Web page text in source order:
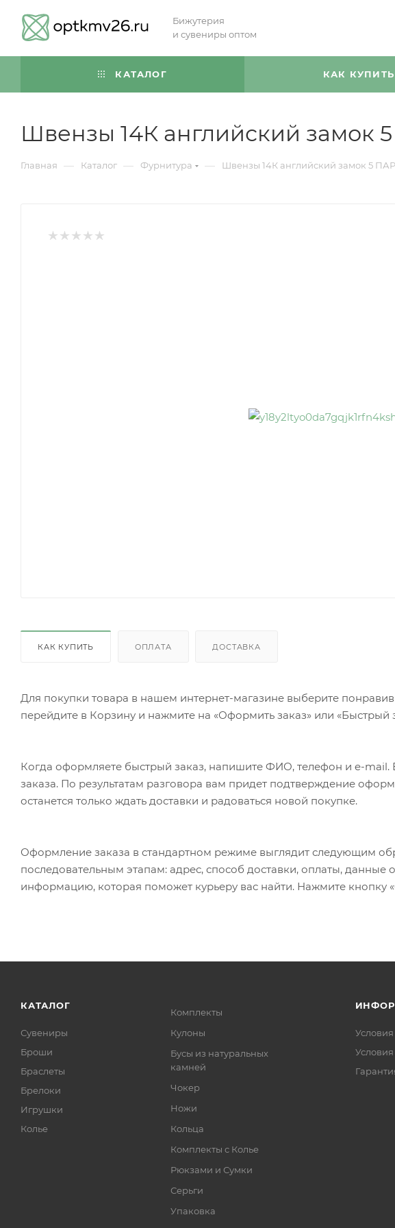
Бижутерия
и сувениры оптом
КАТАЛОГ КАК КУПИТЬ
Швензы 14К английский замок
Главная — Каталог — Фурнитура — Швензы 14К английский замок 5
КАК КУПИТЬ ОПЛАТА ДОСТАВКА
Для покупки товара в нашем интернет-магазине выберите
перейдите в Корзину и нажмите на «Оформить заказ» или «Быстрый
Когда оформляете быстрый заказ, напишите ФИО, телефон и e-mail.
заказа. По результатам разговора вам придет подтверждение
останется только ждать доставки и радоваться новой покупке.
Оформление заказа в стандартном режиме выглядит следующим
последовательным этапам: адрес, способ доставки, оплаты, данные
информацию, которая поможет курьеру вас найти. Нажмите кнопку
КАТАЛОГ
Сувениры
Броши
Браслеты
Брелоки
Игрушки
Колье
Комплекты
Кулоны
Бусы из натуральных
камней
Чокер
Ножи
Кольца
Комплекты с Колье
Рюкзами и Сумки
Серьги
Упаковка
Условия